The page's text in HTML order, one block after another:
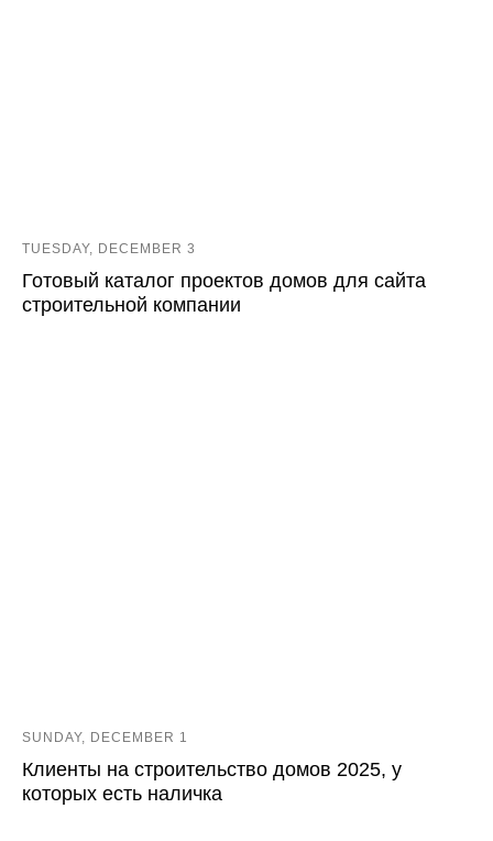
TUESDAY, DECEMBER 3
Готовый каталог проектов домов для сайта
строительной компании
SUNDAY, DECEMBER 1
Клиенты на строительство домов 2025, у
которых есть наличка